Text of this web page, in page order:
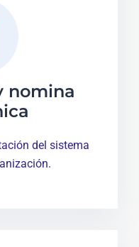
nomina
del sistema